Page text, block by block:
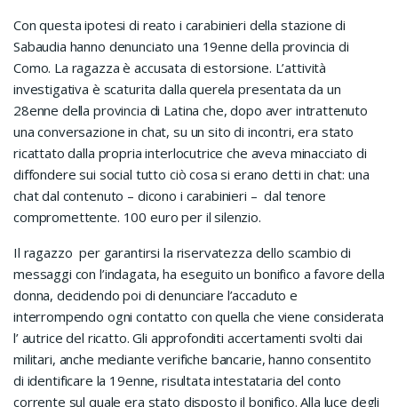
Con questa ipotesi di reato i carabinieri della stazione di
Sabaudia hanno denunciato una 19enne della provincia di
Como. La ragazza è accusata di estorsione. L’attività
investigativa è scaturita dalla querela presentata da un
28enne della provincia di Latina che, dopo aver intrattenuto
una conversazione in chat, su un sito di incontri, era stato
ricattato dalla propria interlocutrice che aveva minacciato di
diffondere sui social tutto ciò cosa si erano detti in chat: una
chat dal contenuto – dicono i carabinieri – dal tenore
compromettente. 100 euro per il silenzio.
Il ragazzo per garantirsi la riservatezza dello scambio di
messaggi con l’indagata, ha eseguito un bonifico a favore della
donna, decidendo poi di denunciare l’accaduto e
interrompendo ogni contatto con quella che viene considerata
l’ autrice del ricatto. Gli approfonditi accertamenti svolti dai
militari, anche mediante verifiche bancarie, hanno consentito
di identificare la 19enne, risultata intestataria del conto
corrente sul quale era stato disposto il bonifico. Alla luce degli